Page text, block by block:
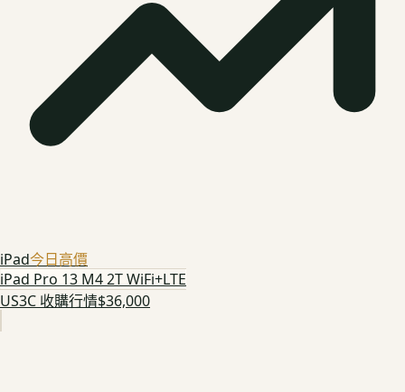
iPad今日高價
iPad Pro 13 M4 2T WiFi+LTE
US3C 收購行情$36,000